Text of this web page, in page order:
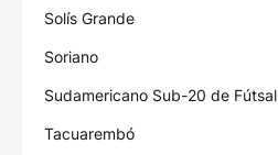
Solís Grande
Soriano
Sudamericano Sub-20 de Fútsal
Tacuarembó